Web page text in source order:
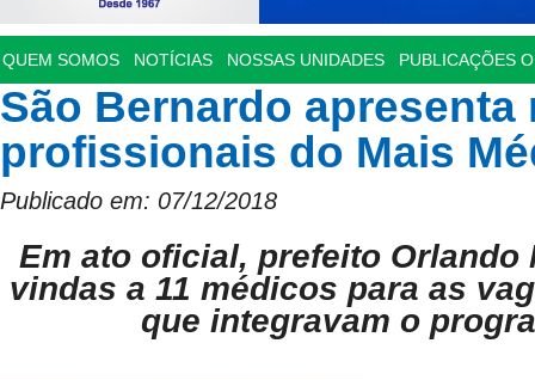
QUEM SOMOS NOTÍCIAS NOSSAS UNIDADES PUBLICAÇÕES
São Bernardo apresenta
profissionais do Mais
Publicado em: 07/12/2018
Em ato oficial, prefeito Orlando
vindas a 11 médicos para as
que integravam o